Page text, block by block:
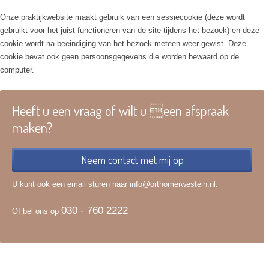
Onze praktijkwebsite maakt gebruik van een sessiecookie (deze wordt
gebruikt voor het juist functioneren van de site tijdens het bezoek) en deze
cookie wordt na beëindiging van het bezoek meteen weer gewist. Deze
cookie bevat ook geen persoonsgegevens die worden bewaard op de
computer.
Heeft u een vraag of wilt u een afspraak
maken?
Neem contact met mij op
U kunt ook een email sturen naar info@orthomerwestein.nl.
Of bel ons op 030 - 760 2222